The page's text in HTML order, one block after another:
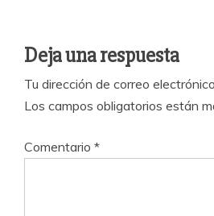
Deja una respuesta
Tu dirección de correo
Los campos obligatorios están
Comentario *